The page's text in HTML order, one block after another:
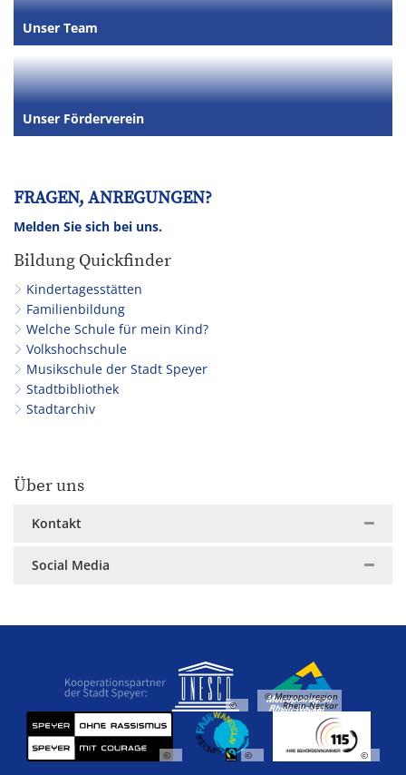
Unser Team
Unser Förderverein
FRAGEN, ANREGUNGEN?
Melden Sie sich bei uns.
Bildung Quickfinder
Kindertagesstätten
Familienbildung
Welche Schule für mein Kind?
Volkshochschule
Musikschule der Stadt Speyer
Stadtbibliothek
Stadtarchiv
Über uns
Kontakt
Social Media
©
© Metropolregion
Rhein-Neckar
© © ©